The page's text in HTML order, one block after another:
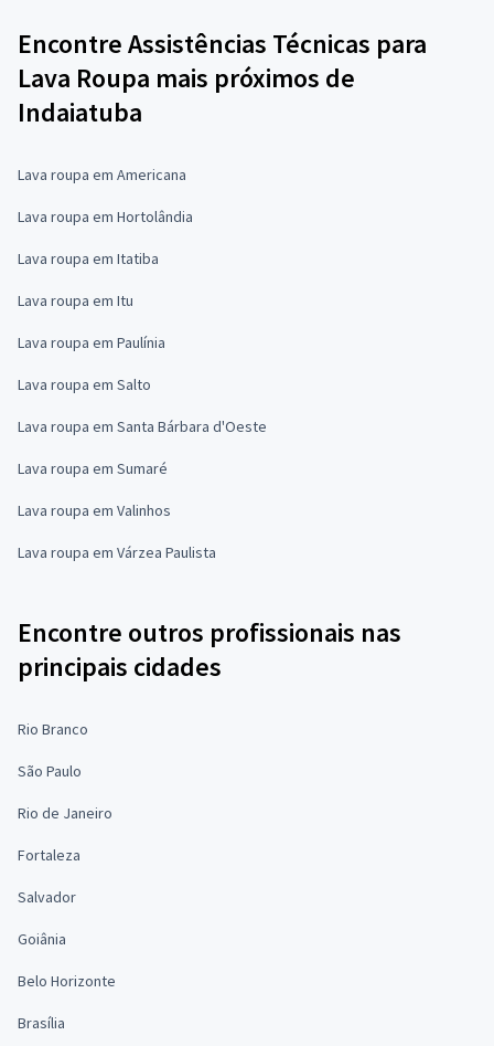
Encontre Assistências Técnicas para
Lava Roupa mais próximos de
Indaiatuba
Lava roupa em Americana
Lava roupa em Hortolândia
Lava roupa em Itatiba
Lava roupa em Itu
Lava roupa em Paulínia
Lava roupa em Salto
Lava roupa em Santa Bárbara d'Oeste
Lava roupa em Sumaré
Lava roupa em Valinhos
Lava roupa em Várzea Paulista
Encontre outros profissionais nas
principais cidades
Rio Branco
São Paulo
Rio de Janeiro
Fortaleza
Salvador
Goiânia
Belo Horizonte
Brasília